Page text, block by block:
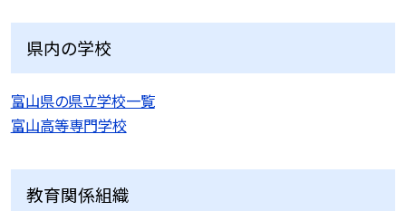
県内の学校
富山県の県立学校一覧
富山高等専門学校
教育関係組織